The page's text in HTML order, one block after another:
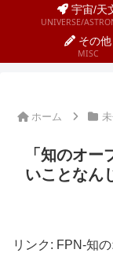
宇宙/天
UNIVERSE/
その他
MISC
ホーム
「知のオ
いことなん
リンク: FPN-知